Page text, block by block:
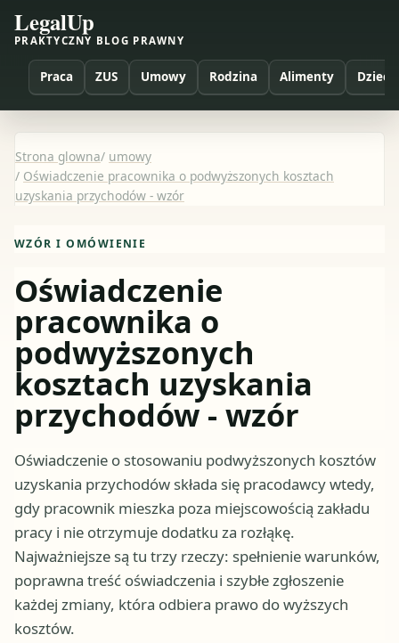
LegalUp
PRAKTYCZNY BLOG PRAWNY
Praca ZUS Umowy Rodzina Alimenty Dzieci
Strona glowna/ umowy
/ Oświadczenie pracownika o podwyższonych kosztach
uzyskania przychodów - wzór
WZÓR I OMÓWIENIE
Oświadczenie
pracownika o
podwyższonych
kosztach uzyskania
przychodów - wzór
Oświadczenie o stosowaniu podwyższonych kosztów
uzyskania przychodów składa się pracodawcy wtedy,
gdy pracownik mieszka poza miejscowością zakładu
pracy i nie otrzymuje dodatku za rozłąkę.
Najważniejsze są tu trzy rzeczy: spełnienie warunków,
poprawna treść oświadczenia i szybłe zgłoszenie
każdej zmiany, która odbiera prawo do wyższych
kosztów.